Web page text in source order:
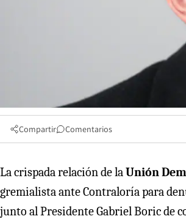
Compartir Comentarios
La crispada relación de laUnión
gremialista ante Contraloría para
junto al Presidente Gabriel Boric de